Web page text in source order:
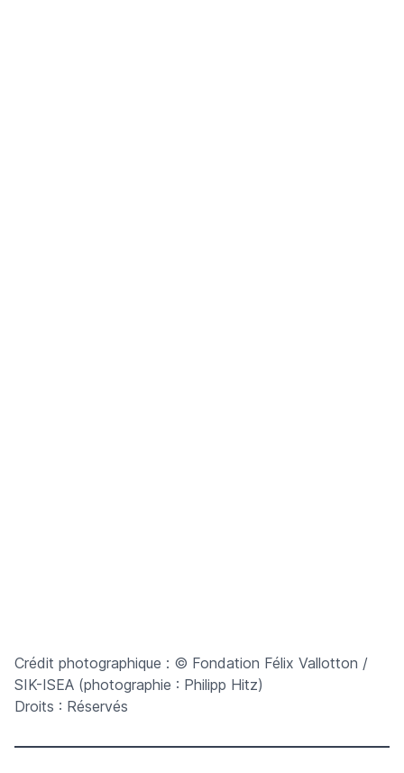
Crédit photographique : © Fondation Félix Vallotton /
SIK-ISEA (photographie : Philipp Hitz)
Droits : Réservés